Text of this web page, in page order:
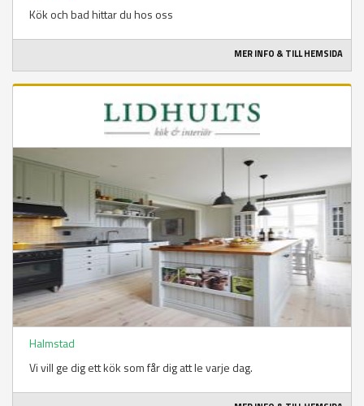
Kök och bad hittar du hos oss
MER INFO & TILL HEMSIDA
Halmstad
Vi vill ge dig ett kök som får dig att le varje dag.